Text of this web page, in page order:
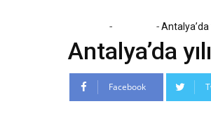
- -Antalya’da
Antalya’da
Facebook